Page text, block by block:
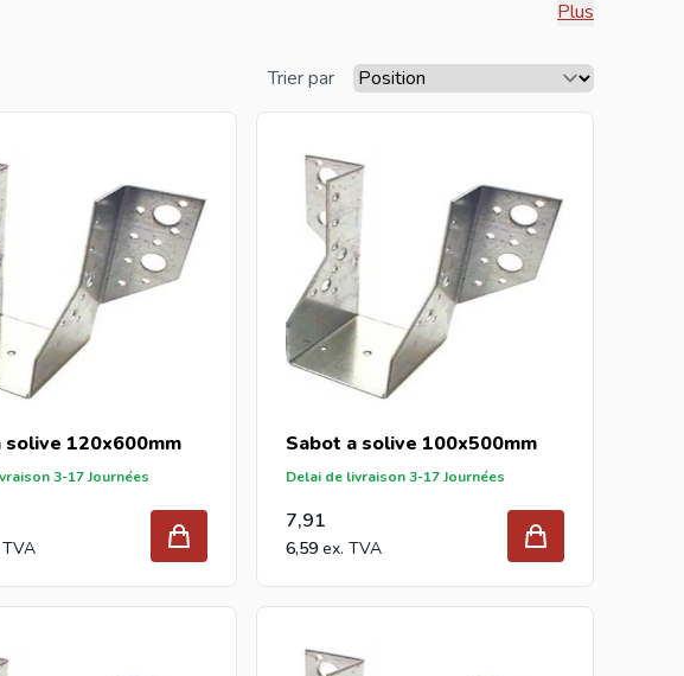
chez Intergard, vous bénéficierez des meilleurs prix et de la gamme
Plus
Trier par
solive 120x600mm
3-17 Journées
Sabot a solive 100x500mm
Delai de livraison 3-17 Journées
7,91
6,59